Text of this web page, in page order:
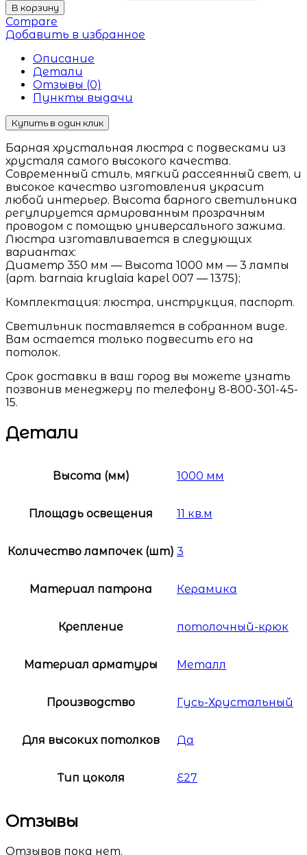
В корзину
Compare
Добавить в избранное
Описание
Детали
Отзывы (0)
Пункты выдачи
Купить в один клик
Барная хрустальная люстра с подвесками из
хрусталя самого высокого качества.
Современный стиль, мягкий рассеянный свет, и
высокое качество изготовления украсит
любой интерьер. Высота барного светильника
регулируется армированным прозрачным
проводом с помощью универсального зажима.
Люстра изготавливается в следующих
вариантах:
Диаметр 350 мм — Высота 1000 мм — 3 лампы
(арт. barnaia kruglaia kapel 007 — 1375);
Комплектация: люстра, инструкция, паспорт.
Светильник поставляется в собранном виде.
Вам остается только подвесить его на
потолок.
Срок доставки в ваш город вы можете узнать
позвонив менеджеру по телефону 8-800-301-45-
15.
Детали
Высота (мм) 1000 мм
Площадь освещения 11 кв.м
Количество лампочек (шт) 3
Материал патрона Керамика
Крепление потолочный-крюк
Материал арматуры Металл
Производство Гусь-Хрустальный
Для высоких потолков Да
Тип цоколя E27
Отзывы
Отзывов пока нет.